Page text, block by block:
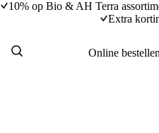
10% op Bio & AH Terra
Extra
Online bestellen